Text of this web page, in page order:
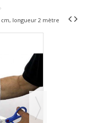
cm, longueur 2 mètre